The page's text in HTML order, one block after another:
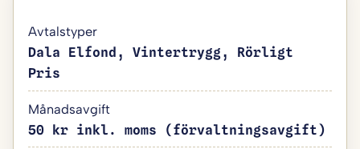
Avtalstyper
Dala Elfond, Vintertrygg, Rörligt
Pris
Månadsavgift
50 kr inkl. moms (förvaltningsavgift)